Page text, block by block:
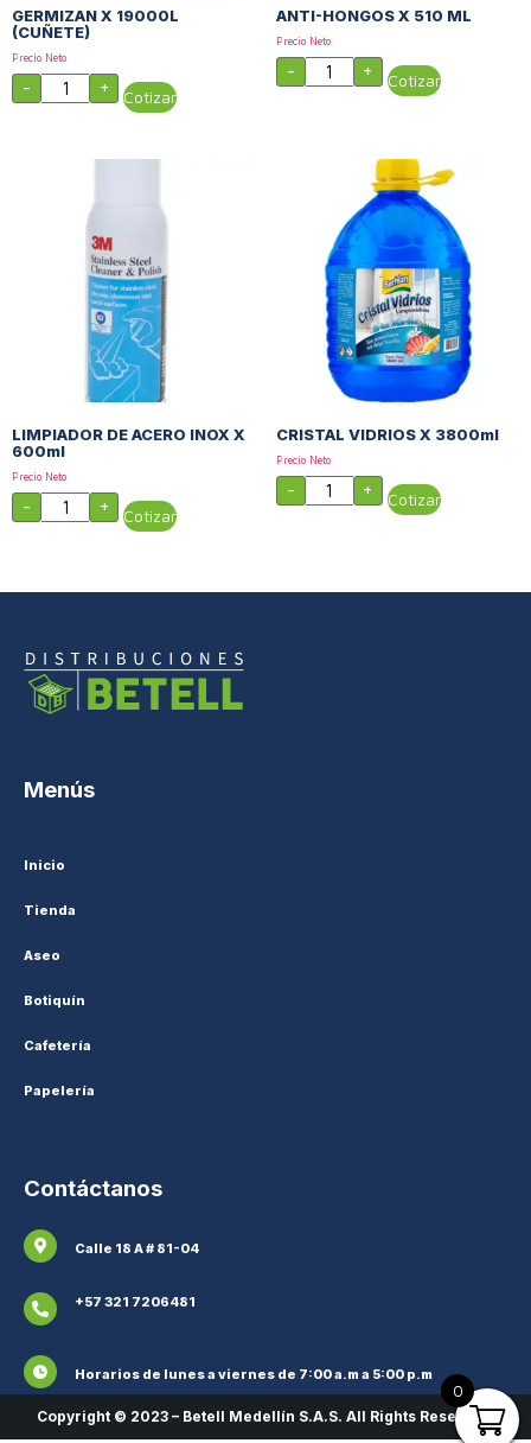
GERMIZAN X 19000L
(CUÑETE)
Precio Neto
- + Cotizar
ANTI-HONGOS X 510 ML
Precio Neto
- + Cotizar
LIMPIADOR DE ACERO INOX X
600ml
Precio Neto
- + Cotizar
CRISTAL VIDRIOS X 3800ml
Precio Neto
- + Cotizar
Menús
Inicio
Tienda
Aseo
Botiquín
Cafetería
Papelería
Contáctanos
Calle 18 A # 81-04
+57 321 7206481
Horarios de lunes a viernes de 7:00 a.m a 5:00 p.m
Copyright © 2023 – Betell Medellín S.A.S. All Rights Reserved.
0